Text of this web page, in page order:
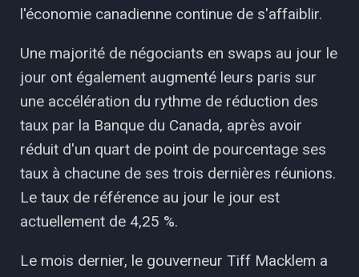
l'économie canadienne continue de s'affaiblir.
Une majorité de négociants en swaps au jour le
jour ont également augmenté leurs paris sur
une accélération du rythme de réduction des
taux par la Banque du Canada, après avoir
réduit d'un quart de point de pourcentage ses
taux à chacune de ses trois dernières réunions.
Le taux de référence au jour le jour est
actuellement de 4,25 %.
Le mois dernier, le gouverneur Tiff Macklem a